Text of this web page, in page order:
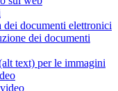
documenti elettronici
dei documenti
text) per le immagini